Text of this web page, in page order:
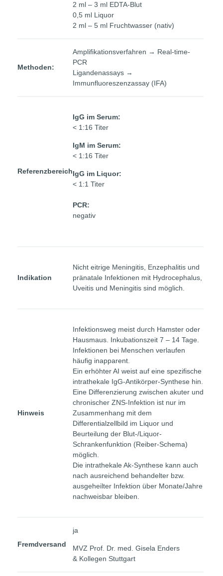
2 ml – 3 ml EDTA-Blut
0,5 ml Liquor
2 ml – 5 ml Fruchtwasser (nativ)
Methoden:
Amplifikationsverfahren → Real-time-
PCR
Ligandenassays →
Immunfluoreszenzassay (IFA)
Referenzbereich
IgG im Serum:
< 1:16 Titer
IgM im Serum:
< 1:16 Titer
IgG im Liquor:
< 1:1 Titer
PCR:
negativ
Indikation
Nicht eitrige Meningitis, Enzephalitis und
pränatale Infektionen mit Hydrocephalus,
Uveitis und Meningitis sind möglich.
Hinweis
Infektionsweg meist durch Hamster oder
Hausmaus. Inkubationszeit 7 – 14 Tage.
Infektionen bei Menschen verlaufen
häufig inapparent.
Ein erhöhter AI weist auf eine spezifische
intrathekale IgG-Antikörper-Synthese hin.
Eine Differenzierung zwischen akuter und
chronischer ZNS-Infektion ist nur im
Zusammenhang mit dem
Differentialzellbild im Liquor und
Beurteilung der Blut-/Liquor-
Schrankenfunktion (Reiber-Schema)
möglich.
Die intrathekale Ak-Synthese kann auch
nach ausreichend behandelter bzw.
ausgeheilter Infektion über Monate/Jahre
nachweisbar bleiben.
Fremdversand
ja
MVZ Prof. Dr. med. Gisela Enders
& Kollegen Stuttgart